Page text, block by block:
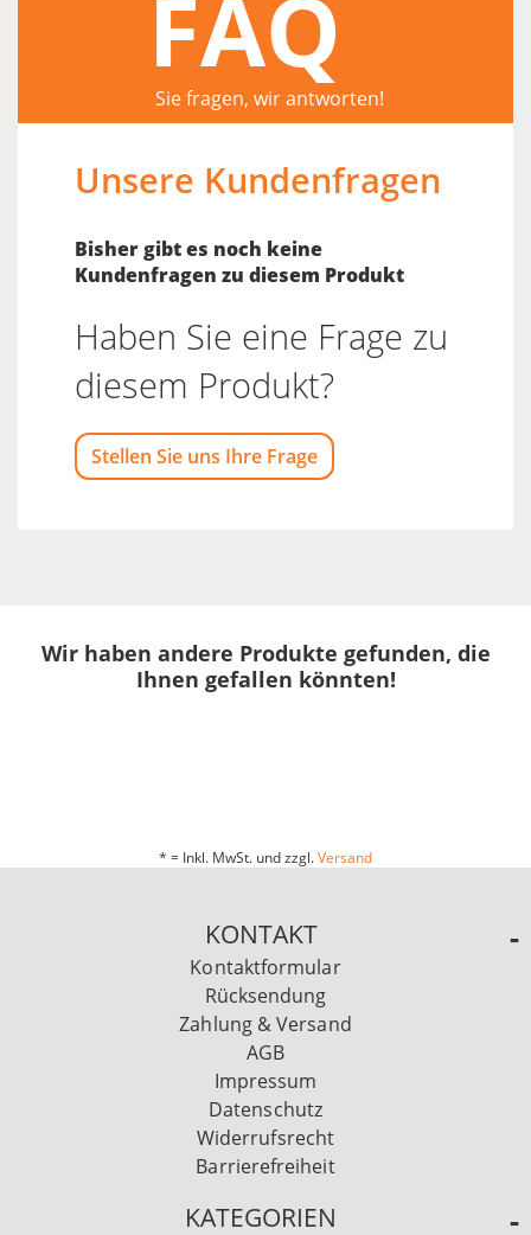
FAQ
Sie fragen, wir antworten!
Unsere Kundenfragen
Bisher gibt es noch keine
Kundenfragen zu diesem Produkt
Haben Sie eine Frage zu
diesem Produkt?
Stellen Sie uns Ihre Frage
Wir haben andere Produkte gefunden, die
Ihnen gefallen könnten!
* = Inkl. MwSt. und zzgl.Versand
KONTAKT
Kontaktformular
Rücksendung
Zahlung & Versand
AGB
Impressum
Datenschutz
Widerrufsrecht
Barrierefreiheit
KATEGORIEN